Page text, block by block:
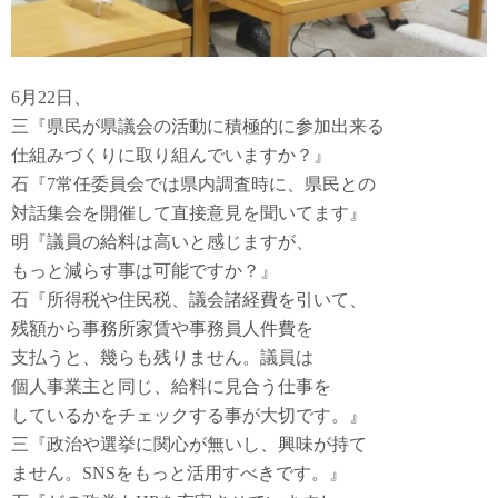
6月22日、
三『県民が県議会の活動に積極的に参加出来る
仕組みづくりに取り組んでいますか？』
石『7常任委員会では県内調査時に、県民との
対話集会を開催して直接意見を聞いてます』
明『議員の給料は高いと感じますが、
もっと減らす事は可能ですか？』
石『所得税や住民税、議会諸経費を引いて、
残額から事務所家賃や事務員人件費を
支払うと、幾らも残りません。議員は
個人事業主と同じ、給料に見合う仕事を
しているかをチェックする事が大切です。』
三『政治や選挙に関心が無いし、興味が持て
ません。SNSをもっと活用すべきです。』